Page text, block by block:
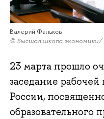
Валерий Фальков
© Высшая школа
23 марта прошло
заседание
России,
образовательного